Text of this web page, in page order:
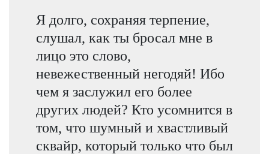
Я долго, сохраняя терпение,
слушал, как ты бросал мне в
лицо это слово,
невежественный негодяй! Ибо
чем я заслужил его более
других людей? Кто усомнится в
том, что шумный и хвастливый
сквайр, который только что был